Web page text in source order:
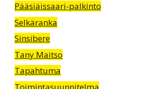
Pääsiäissaari-palkinto
Selkäranka
Sinsibere
Tany Maitso
Tapahtuma
Toimintasuunnitelma